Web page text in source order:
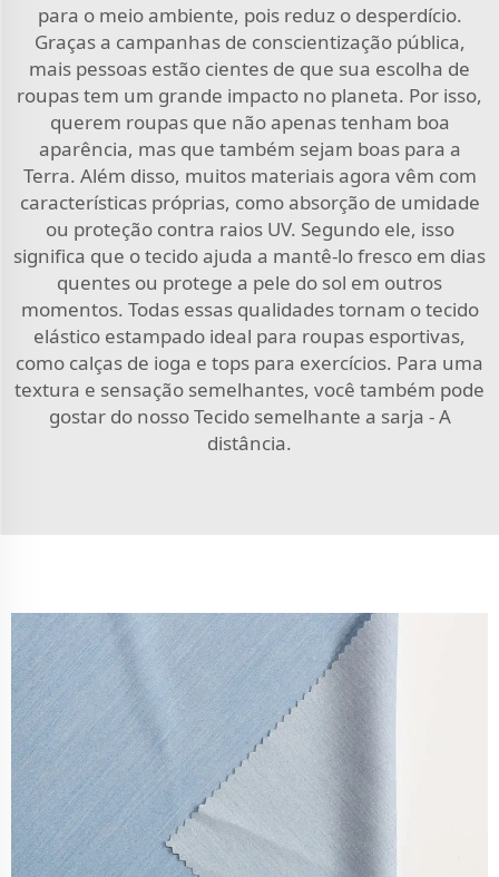
para o meio ambiente, pois reduz o desperdício.
Graças a campanhas de conscientização pública,
mais pessoas estão cientes de que sua escolha de
roupas tem um grande impacto no planeta. Por isso,
querem roupas que não apenas tenham boa
aparência, mas que também sejam boas para a
Terra. Além disso, muitos materiais agora vêm com
características próprias, como absorção de umidade
ou proteção contra raios UV. Segundo ele, isso
significa que o tecido ajuda a mantê-lo fresco em dias
quentes ou protege a pele do sol em outros
momentos. Todas essas qualidades tornam o tecido
elástico estampado ideal para roupas esportivas,
como calças de ioga e tops para exercícios. Para uma
textura e sensação semelhantes, você também pode
gostar do nossoTecido semelhante a sarja - A
distância.